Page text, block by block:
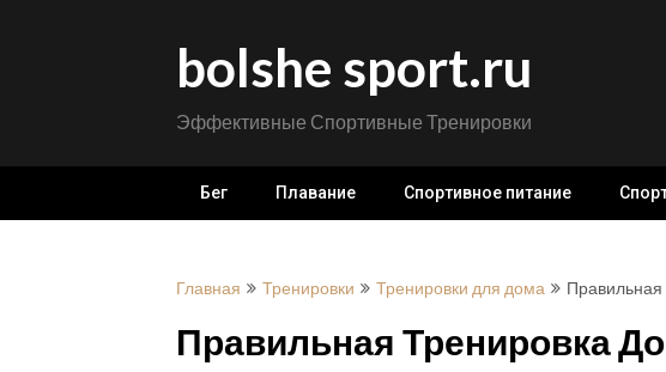
bolshe sport.ru
Эффективные Спортивные Тренировки
Бег Плавание Спортивное питание
Главная Тренировки Тренировки для дома
Правильная Тренировка